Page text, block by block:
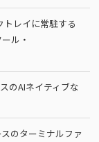
レイに常駐する
ル・
のAIネイティブな
のターミナルファ